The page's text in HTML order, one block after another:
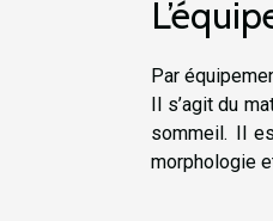
Par
Il s’agit du
sommeil. Il
morphologie